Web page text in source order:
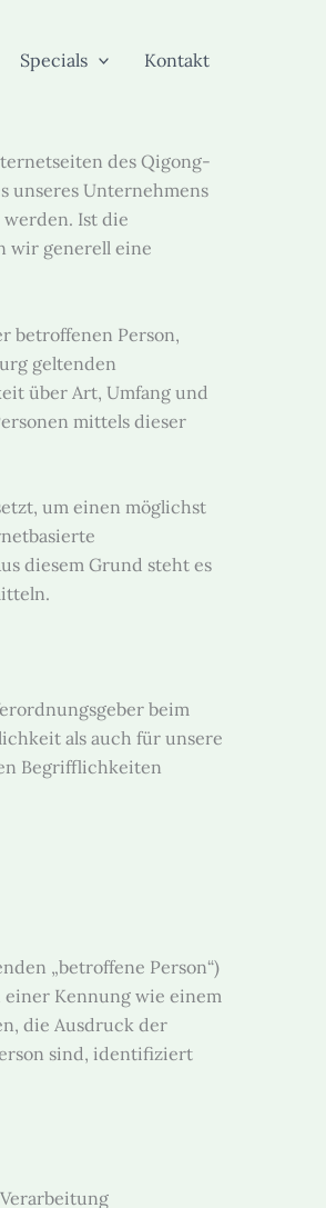
Specials Kontakt
des Qigong-
unseres Unternehmens
Ist die
wir generell eine
betroffenen Person,
geltenden
über Art, Umfang und
mittels dieser
um einen möglichst
diesem Grund steht es
beim
als auch für unsere
Begrifflichkeiten
„betroffene Person“)
Kennung wie einem
die Ausdruck der
sind, identifiziert